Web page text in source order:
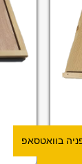
בוואטסאפ